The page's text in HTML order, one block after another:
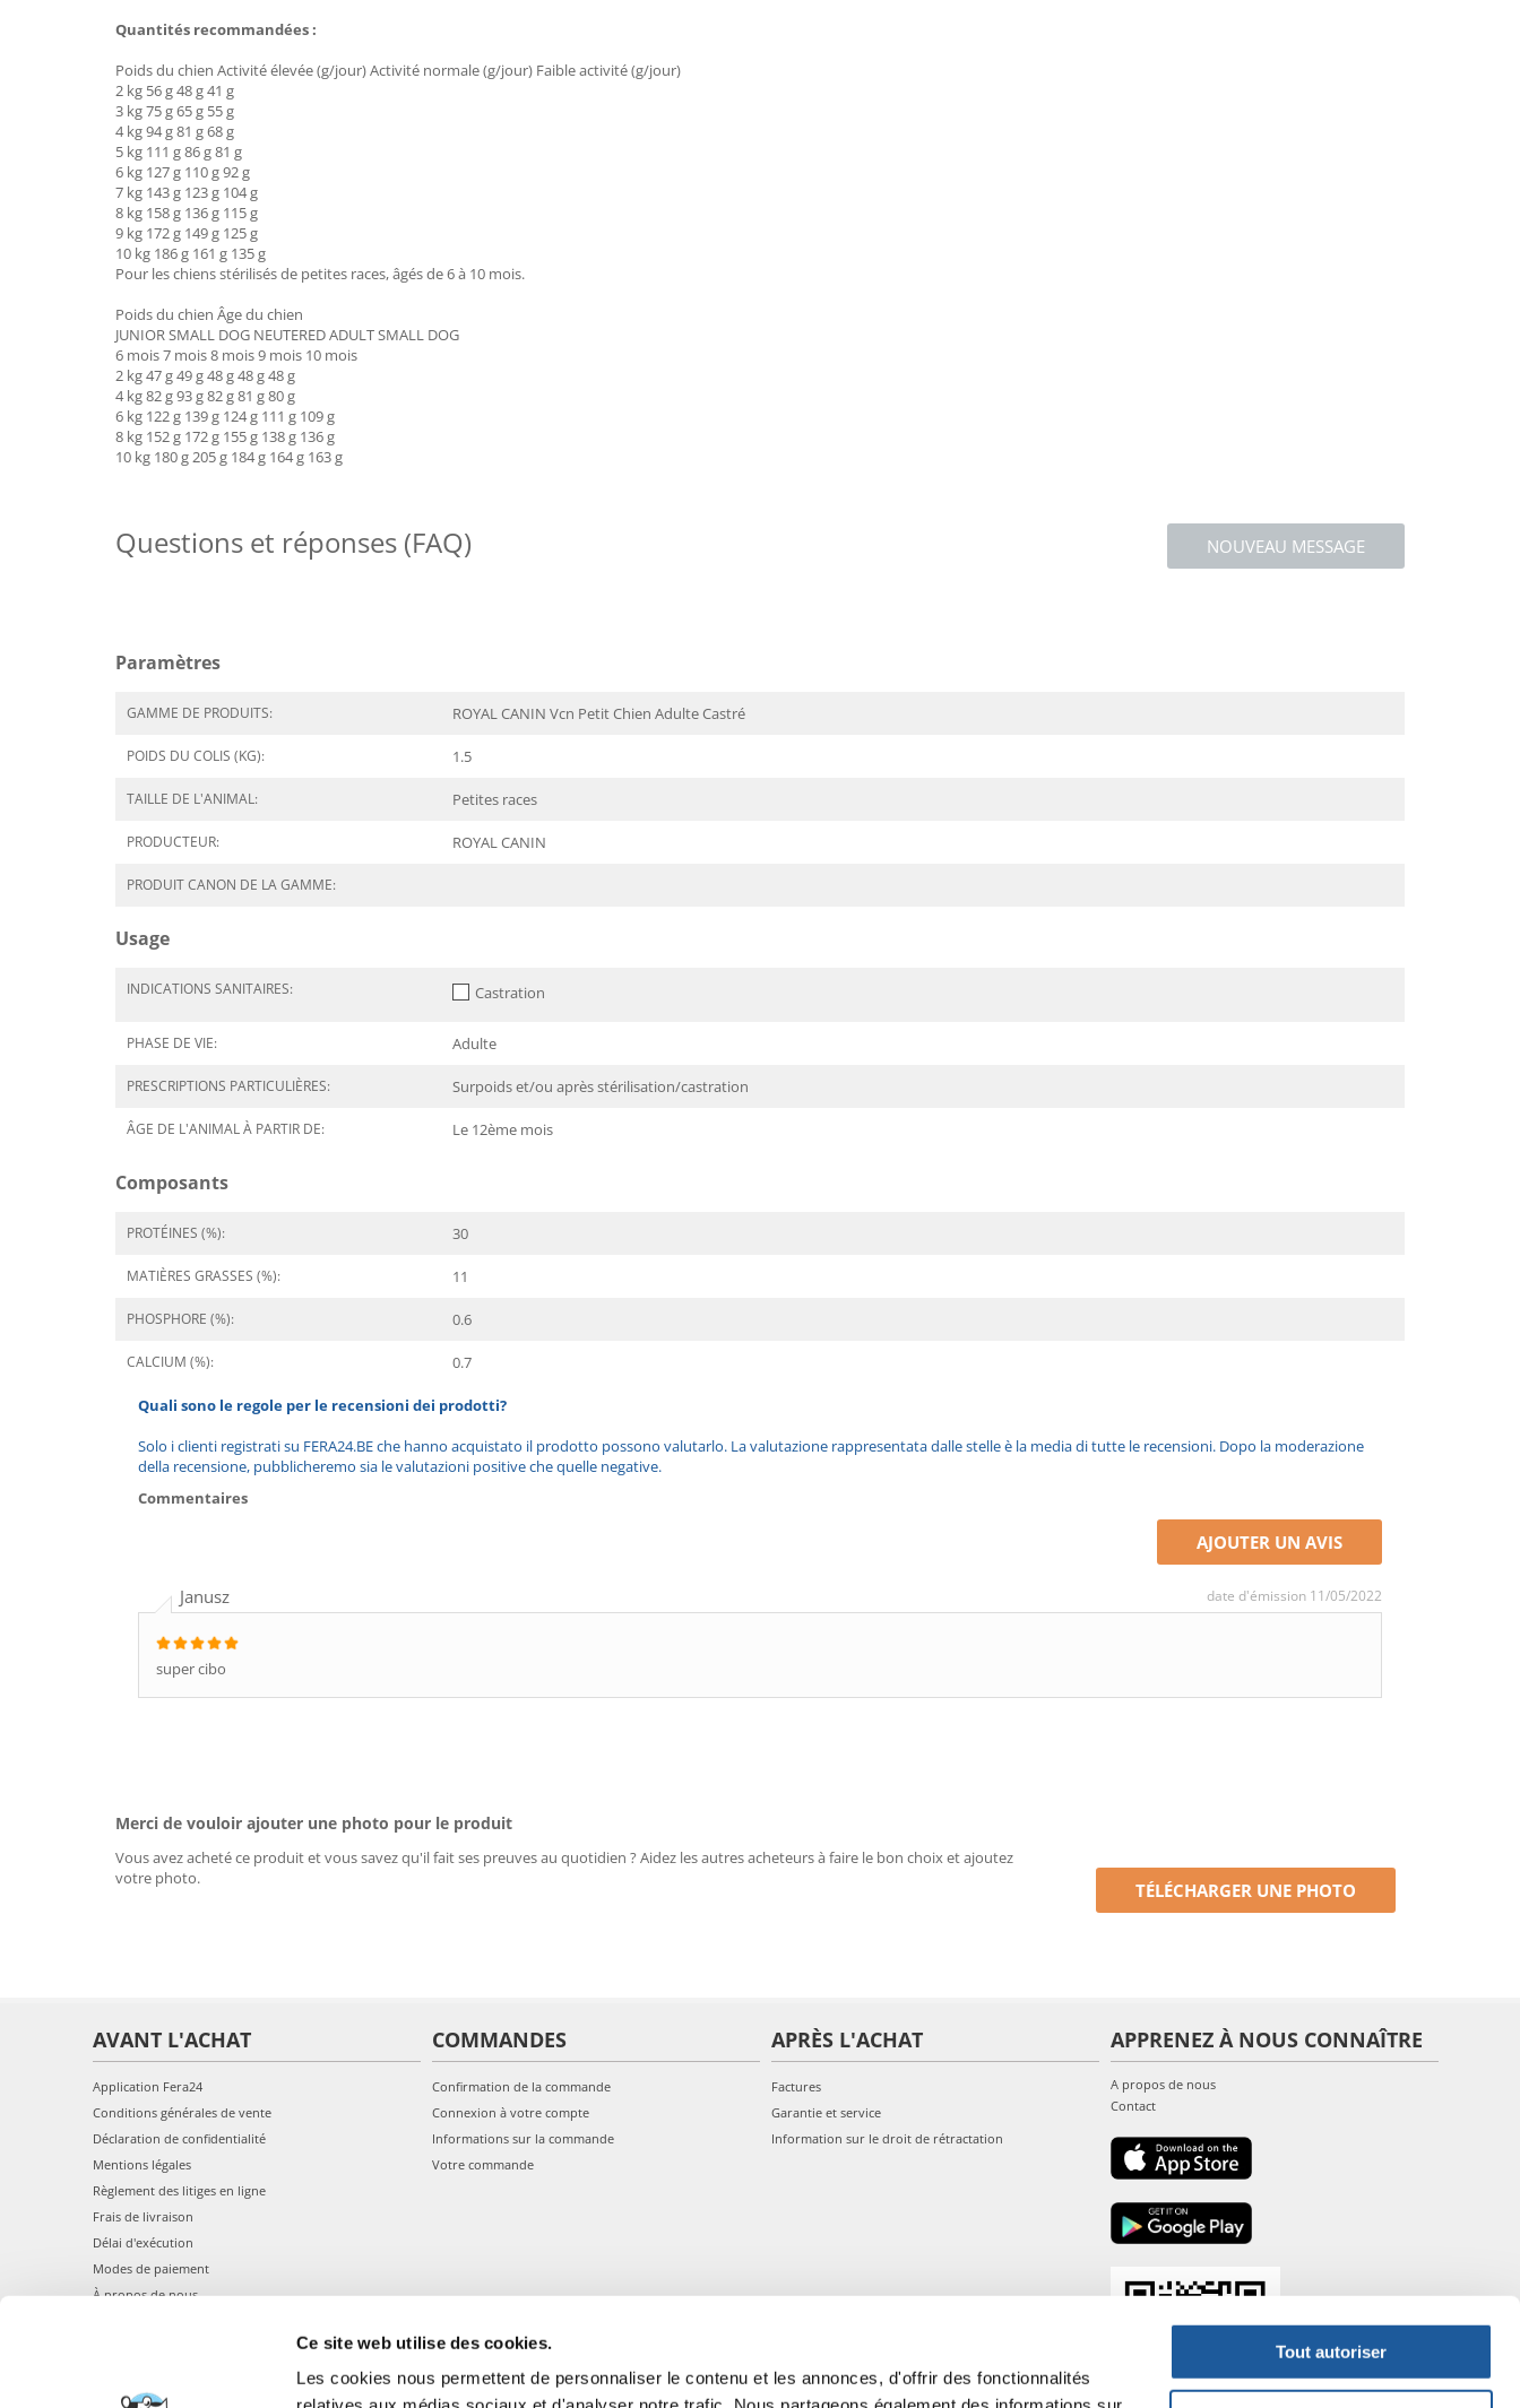
Ce site web utilise des cookies.
Les cookies nous permettent de personnaliser le contenu et les annonces, d'offrir des fonctionnalités
Tout autoriser
Quantités recommandées :
Poids du chien Activité élevée (g/jour) Activité normale (g/jour) Faible activité (g/jour)
2 kg 56 g 48 g 41 g
3 kg 75 g 65 g 55 g
4 kg 94 g 81 g 68 g
5 kg 111 g 86 g 81 g
6 kg 127 g 110 g 92 g
7 kg 143 g 123 g 104 g
8 kg 158 g 136 g 115 g
9 kg 172 g 149 g 125 g
10 kg 186 g 161 g 135 g
Pour les chiens stérilisés de petites races, âgés de 6 à 10 mois.
Poids du chien Âge du chien
JUNIOR SMALL DOG NEUTERED ADULT SMALL DOG
6 mois 7 mois 8 mois 9 mois 10 mois
2 kg 47 g 49 g 48 g 48 g 48 g
4 kg 82 g 93 g 82 g 81 g 80 g
6 kg 122 g 139 g 124 g 111 g 109 g
8 kg 152 g 172 g 155 g 138 g 136 g
10 kg 180 g 205 g 184 g 164 g 163 g
NOUVEAU MESSAGE
Questions et réponses (FAQ)
Paramètres
GAMME DE PRODUITS: ROYAL CANIN Vcn Petit Chien Adulte Castré
POIDS DU COLIS (KG): 1.5
TAILLE DE L'ANIMAL: Petites races
PRODUCTEUR: ROYAL CANIN
PRODUIT CANON DE LA GAMME:
Usage
INDICATIONS SANITAIRES: Castration
PHASE DE VIE: Adulte
PRESCRIPTIONS PARTICULIÈRES: Surpoids et/ou après stérilisation/castration
ÂGE DE L'ANIMAL À PARTIR DE: Le 12ème mois
Composants
PROTÉINES (%): 30
MATIÈRES GRASSES (%): 11
PHOSPHORE (%): 0.6
CALCIUM (%): 0.7
Quali sono le regole per le recensioni dei prodotti?
Solo i clienti registrati su FERA24.BE che hanno acquistato il prodotto possono valutarlo. La valutazione rappresentata dalle stelle è la media di tutte le recensioni. Dopo la moderazione
della recensione, pubblicheremo sia le valutazioni positive che quelle negative.
Commentaires
AJOUTER UN AVIS
Janusz date d'émission 11/05/2022
super cibo
Merci de vouloir ajouter une photo pour le produit
Vous avez acheté ce produit et vous savez qu'il fait ses preuves au quotidien ? Aidez les autres acheteurs à faire le bon choix et ajoutez
votre photo.
TÉLÉCHARGER UNE PHOTO
AVANT L'ACHAT
Application Fera24
Conditions générales de vente
Déclaration de confidentialité
Mentions légales
Règlement des litiges en ligne
Frais de livraison
Délai d'exécution
Modes de paiement
À propos de nous
COMMANDES
Confirmation de la commande
Connexion à votre compte
Informations sur la commande
Votre commande
APRÈS L'ACHAT
Factures
Garantie et service
Information sur le droit de rétractation
APPRENEZ À NOUS CONNAÎTRE
A propos de nous
Contact